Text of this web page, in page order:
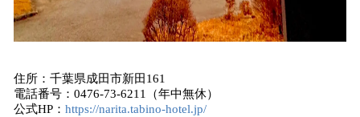
住所：千葉県成田市新田161
電話番号：0476‐73‐6211（年中無休）
公式HP： https://narita.tabino-hotel.jp/